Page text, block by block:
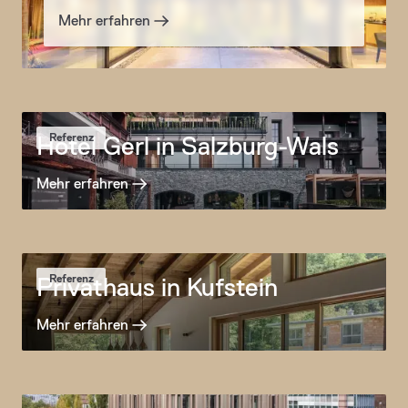
Mehr erfahren
Hotel Gerl in Salzburg-Wals
Mehr erfahren
Referenz
Privathaus in Kufstein
Mehr erfahren
Referenz